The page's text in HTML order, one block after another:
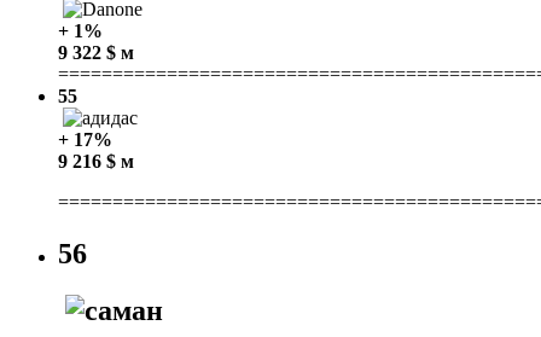
+ 1%
9 322 $ м
55
+ 17%
9 216 $ м
56